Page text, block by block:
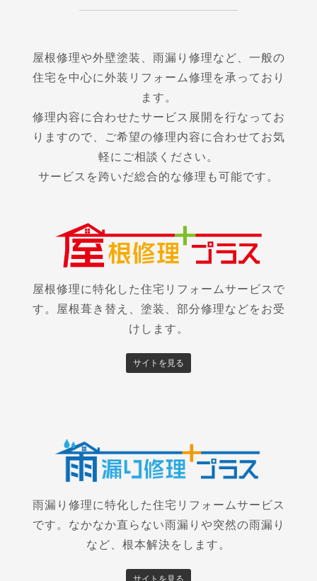
屋根修理や外壁塗装、雨漏り修理など、一般の
住宅を中心に外装リフォーム修理を承っており
ます。
修理内容に合わせたサービス展開を行なってお
りますので、ご希望の修理内容に合わせてお気
軽にご相談ください。
サービスを跨いだ総合的な修理も可能です。
屋根修理に特化した住宅リフォームサービスで
す。屋根葺き替え、塗装、部分修理などをお受
けします。
サイトを見る
雨漏り修理に特化した住宅リフォームサービス
です。なかなか直らない雨漏りや突然の雨漏り
など、根本解決をします。
サイトを見る